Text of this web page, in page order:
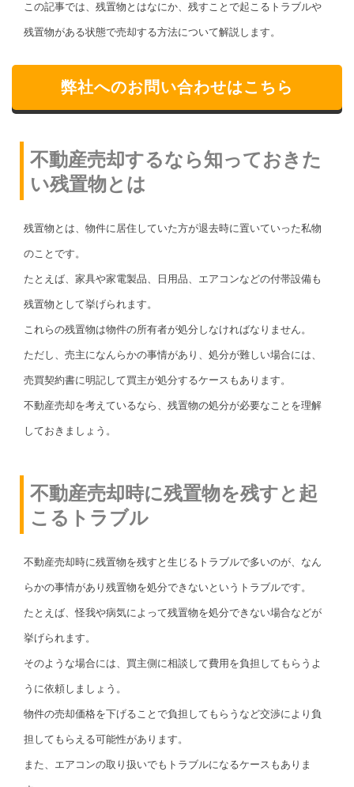
この記事では、残置物とはなにか、残すことで起こるトラブルや
残置物がある状態で売却する方法について解説します。
弊社へのお問い合わせはこちら
不動産売却するなら知っておきた
い残置物とは
残置物とは、物件に居住していた方が退去時に置いていった私物
のことです。
たとえば、家具や家電製品、日用品、エアコンなどの付帯設備も
残置物として挙げられます。
これらの残置物は物件の所有者が処分しなければなりません。
ただし、売主になんらかの事情があり、処分が難しい場合には、
売買契約書に明記して買主が処分するケースもあります。
不動産売却を考えているなら、残置物の処分が必要なことを理解
しておきましょう。
不動産売却時に残置物を残すと起
こるトラブル
不動産売却時に残置物を残すと生じるトラブルで多いのが、なん
らかの事情があり残置物を処分できないというトラブルです。
たとえば、怪我や病気によって残置物を処分できない場合などが
挙げられます。
そのような場合には、買主側に相談して費用を負担してもらうよ
うに依頼しましょう。
物件の売却価格を下げることで負担してもらうなど交渉により負
担してもらえる可能性があります。
また、エアコンの取り扱いでもトラブルになるケースもありま